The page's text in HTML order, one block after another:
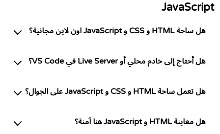
JavaScript
هل ساحة HTML و CSS و JavaScript اون لاين مجانية؟
هل أحتاج إلى خادم محلي أو Live Server في VS Code؟
هل تعمل ساحة HTML و CSS و JavaScript على الجوال؟
هل معاينة HTML و JavaScript هنا آمنة؟